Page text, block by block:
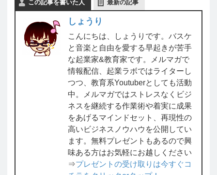
この記事を書いた人 最新の記事
しょうり
こんにちは、しょうりです。バスケ
と音楽と自由を愛する早起きが苦手
な起業家&教育家です。メルマガで
情報配信、起業ラボではライターし
つつ、教育系Youtuberとしても活動
中。メルマガではストレスなくビジ
ネスを継続する作業術や着実に成果
をあげるマインドセット、再現性の
高いビジネスノウハウを公開してい
ます。無料プレゼントもあるので興
味ある方はお気軽にお越しください
⇒プレゼントの受け取りは今すぐコ